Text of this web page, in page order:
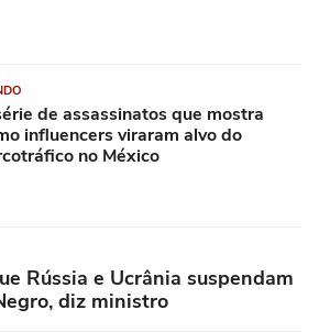
de assassinatos que mostra
influencers viraram alvo do
no México
Rússia e Ucrânia suspendam
diz ministro